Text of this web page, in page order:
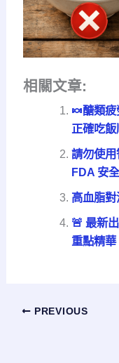
相關文章:
🍬醣類
正確吃
請勿使用
FDA 安
高血脂
🚨 最新
重點精華
PREVIOUS